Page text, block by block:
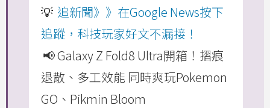
💡 追新聞》》在Google News按下
追蹤，科技玩家好文不漏接！
📢 Galaxy Z Fold8 Ultra開箱！摺痕
退散、多工效能 同時爽玩Pokemon
GO、Pikmin Bloom